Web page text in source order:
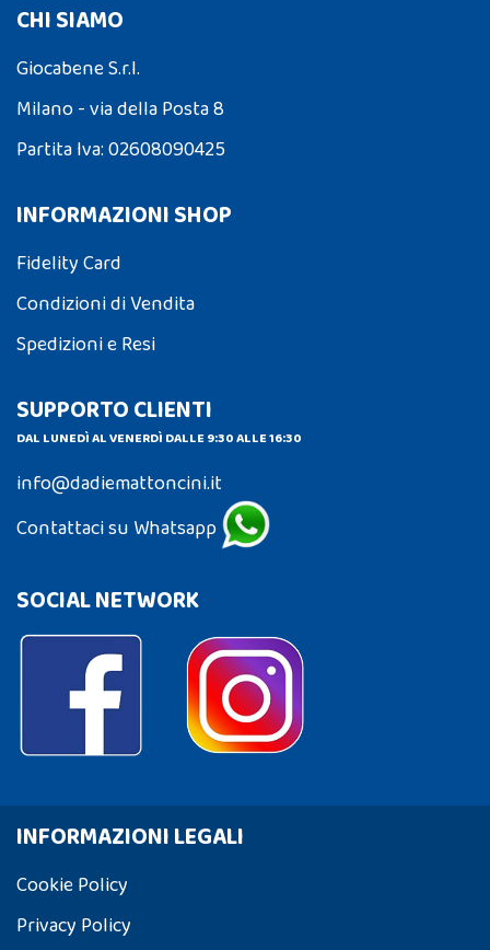
CHI SIAMO
Giocabene S.r.l.
Milano - via della Posta 8
Partita Iva: 02608090425
INFORMAZIONI SHOP
Fidelity Card
Condizioni di Vendita
Spedizioni e Resi
SUPPORTO CLIENTI
DAL LUNEDÌ AL VENERDÌ DALLE 9:30 ALLE 16:30
info@dadiemattoncini.it
Contattaci su Whatsapp
SOCIAL NETWORK
INFORMAZIONI LEGALI
Cookie Policy
Privacy Policy